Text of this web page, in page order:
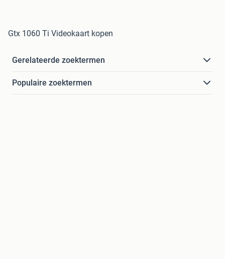
Gtx 1060 Ti Videokaart kopen
Gerelateerde zoektermen
Populaire zoektermen